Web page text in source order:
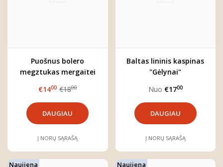
Puošnus bolero
megztukas mergaitei
€1400 €1800
DAUGIAU
Į NORŲ SĄRAŠĄ
Baltas lininis kaspinas
"Gėlynai"
Nuo €1700
DAUGIAU
Į NORŲ SĄRAŠĄ
Naujiena Naujiena